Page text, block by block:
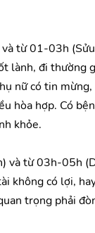
từ 01-03h
lành, đi thường
nữ có tin
hòa hợp. Có
khỏe.
và từ 03h-05h
không có lợi,
trọng phải